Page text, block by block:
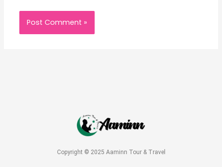
Copyright © 2025 Aaminn Tour & Travel